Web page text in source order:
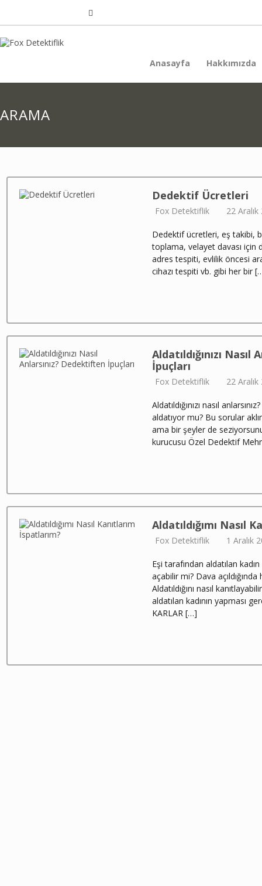
Anasayfa Hakkımızda
ARAMA
Dedektif Ücretleri
Fox Detektiflik 22 Aralık
Dedektif ücretleri, eş takibi,
toplama, velayet davası için
adres tespiti, evlilik öncesi
cihazı tespiti vb. gibi her bir
Aldatıldığınızı
İpuçları
Fox Detektiflik 22 Aralık
Aldatıldığınızı nasıl
aldatıyor mu? Bu sorular
ama bir şeyler de
kurucusu Özel Dedektif
Aldatıldığımı Nasıl
Fox Detektiflik 1 Aralık
Eşi tarafından aldatılan
açabilir mi? Dava
Aldatıldığını nasıl
aldatılan kadının yapması
KARLAR […]